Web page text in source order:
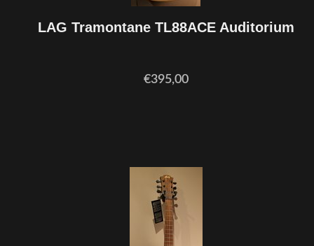
LAG Tramontane TL88ACE Auditorium
€395,00